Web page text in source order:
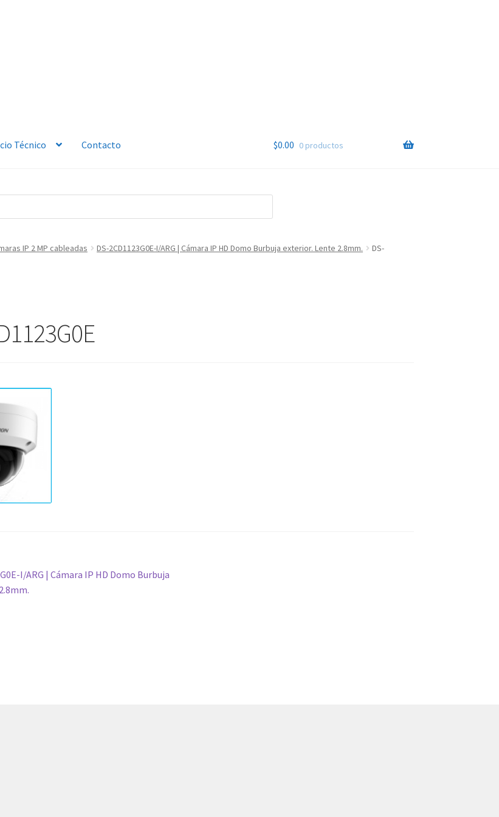
Técnico Contacto $0.00 0 productos
IP 2 MP cableadas DS-2CD1123G0E-I/ARG | Cámara IP HD Domo Burbuja exterior. Lente 2.8mm.
DS-
I/ARG | Cámara IP HD Domo Burbuja